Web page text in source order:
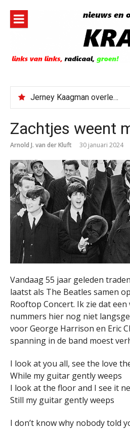
inhoud
Jerney Kaagman overleden
Zachtjes weent
Arnold J. van der Kluft 30 januari 2024
Vandaag 55 jaar geleden
laatst als The Beatles samen
Rooftop Concert. Ik zie dat
nummers hier nog niet
voor George Harrison en Eric
spanning in de band moest
I look at you all, see the love
While my guitar gently weeps
I look at the floor and I see it
Still my guitar gently weeps
I don’t know why nobody told